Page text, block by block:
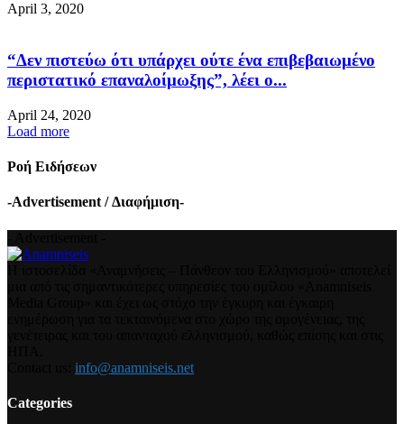
April 3, 2020
“Δεν πιστεύω ότι υπάρχει ούτε ένα επιβεβαιωμένο
περιστατικό επαναλοίμωξης”, λέει ο...
April 24, 2020
Load more
Ροή Ειδήσεων
-Advertisement / Διαφήμιση-
info@anamniseis.net
Categories